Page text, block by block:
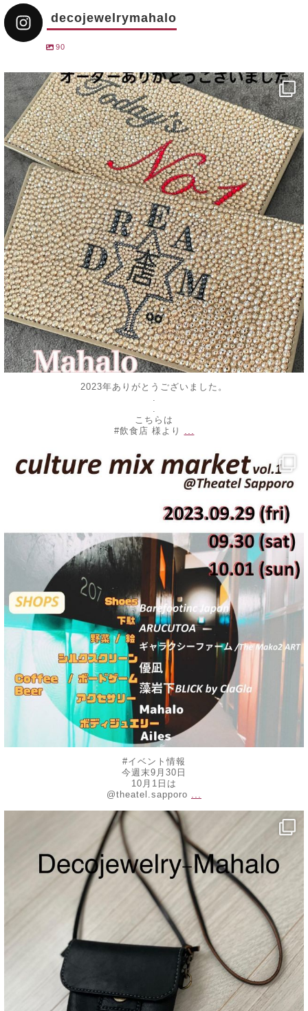
decojewelrymahalo
90
decojewelrymahalo
12月 31
2023年ありがとうございました。
こちらは
#飲食店 様より
decojewelrymahalo
#イベント情報
今週末9月30日
10月1日は
@theatel.sapporo
decojewelrymahalo
8月 20